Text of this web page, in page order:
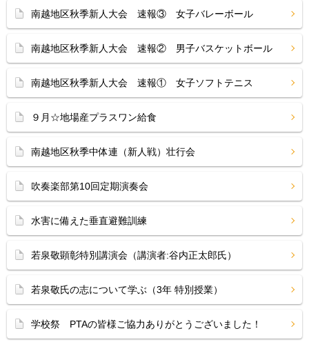
南越地区秋季新人大会 速報③ 女子バレーボール
南越地区秋季新人大会 速報② 男子バスケットボール
南越地区秋季新人大会 速報① 女子ソフトテニス
９月☆地場産プラスワン給食
南越地区秋季中体連（新人戦）壮行会
吹奏楽部第10回定期演奏会
水害に備えた垂直避難訓練
若泉敬顕彰特別講演会（講演者:谷内正太郎氏）
若泉敬氏の志について学ぶ（3年 特別授業）
学校祭 PTAの皆様ご協力ありがとうございました！